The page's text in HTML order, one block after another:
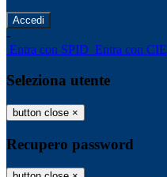
-
Entra con SPID Entra con CIE
Seleziona utente
button close ×
Recupero password